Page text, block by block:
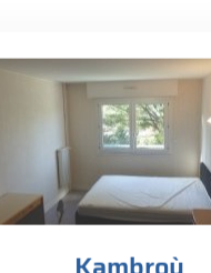
Kambroù
6m2 Gwele simpl pe